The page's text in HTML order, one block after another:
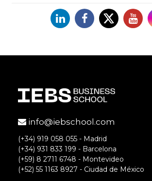
LinkedinFacebook
X
info@iebschool.com
(+34) 919 058 055 - Madrid
(+34) 931 833 199 - Barcelona
(+59) 8 2711 6748 - Montevideo
(+52) 55 1163 8927 - Ciudad de México